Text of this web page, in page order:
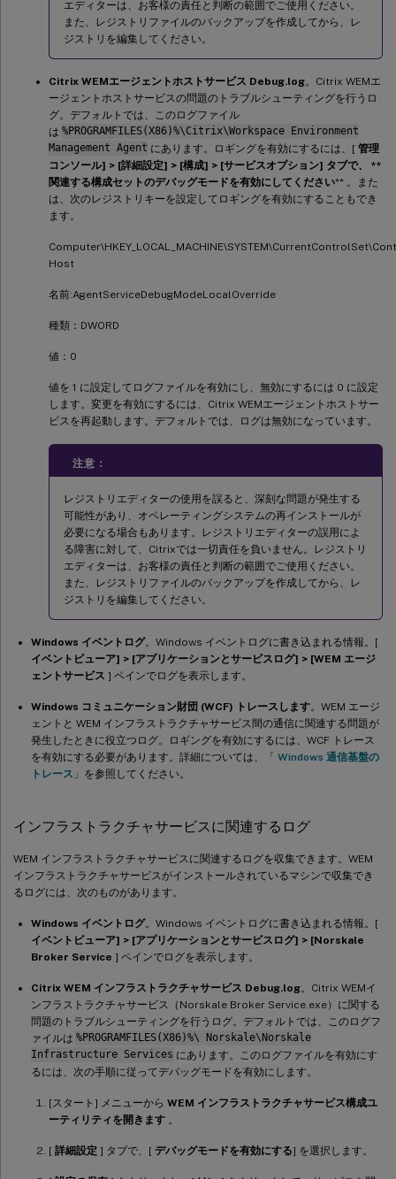
エディターは、お客様の責任と判断の範囲でご使用ください。
また、レジストリファイルのバックアップを作成してから、レ
ジストリを編集してください。
Citrix WEMエージェントホストサービス Debug.log。Citrix WEMエ
ージェントホストサービスの問題のトラブルシューティングを行うロ
グ。デフォルトでは、このログファイル
は %PROGRAMFILES(X86)%\Citrix\Workspace Environment
Management Agent にあります。ロギングを有効にするには、[ 管理
コンソール] > [詳細設定] > [構成] > [サービスオプション] タブで、 **
関連する構成セットのデバッグモードを有効にしてください** 。また
は、次のレジストリキーを設定してロギングを有効にすることもでき
ます。
Host
名前:AgentServiceDebugModeLocalOverride
種類：DWORD
値：0
値を 1 に設定してログファイルを有効にし、無効にするには 0 に設定
します。変更を有効にするには、Citrix WEMエージェントホストサー
ビスを再起動します。デフォルトでは、ログは無効になっています。
注意：
レジストリエディターの使用を誤ると、深刻な問題が発生する
可能性があり、オペレーティングシステムの再インストールが
必要になる場合もあります。レジストリエディターの誤用によ
る障害に対して、Citrixでは一切責任を負いません。レジストリ
エディターは、お客様の責任と判断の範囲でご使用ください。
また、レジストリファイルのバックアップを作成してから、レ
ジストリを編集してください。
Windows イベントログ。Windows イベントログに書き込まれる情報。[
イベントビューア] > [アプリケーションとサービスログ] > [WEM エージ
ェントサービス ] ペインでログを表示します。
Windows コミュニケーション財団 (WCF) トレースします。WEM エージ
ェントと WEM インフラストラクチャサービス間の通信に関連する問題が
発生したときに役立つログ。ロギングを有効にするには、WCF トレース
を有効にする必要があります。詳細については、「 Windows 通信基盤の
トレース 」を参照してください。
インフラストラクチャサービスに関連するログ
WEM インフラストラクチャサービスに関連するログを収集できます。WEM
インフラストラクチャサービスがインストールされているマシンで収集でき
るログには、次のものがあります。
Windows イベントログ。Windows イベントログに書き込まれる情報。[
イベントビューア] > [アプリケーションとサービスログ] > [Norskale
Broker Service ] ペインでログを表示します。
Citrix WEM インフラストラクチャサービス Debug.log。Citrix WEMイ
ンフラストラクチャサービス（Norskale Broker Service.exe）に関する
問題のトラブルシューティングを行うログ。デフォルトでは、このログフ
ァイルは %PROGRAMFILES(X86)%\ Norskale\Norskale
Infrastructure Services にあります。このログファイルを有効にす
るには、次の手順に従ってデバッグモードを有効にします。
[スタート] メニューから WEM インフラストラクチャサービス構成ユ
ーティリティを開きます 。
[ 詳細設定 ] タブで、[ デバッグモードを有効にする] を選択します。